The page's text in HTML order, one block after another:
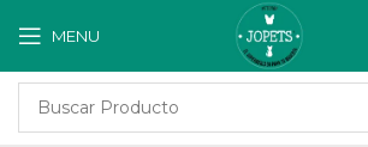
MENU